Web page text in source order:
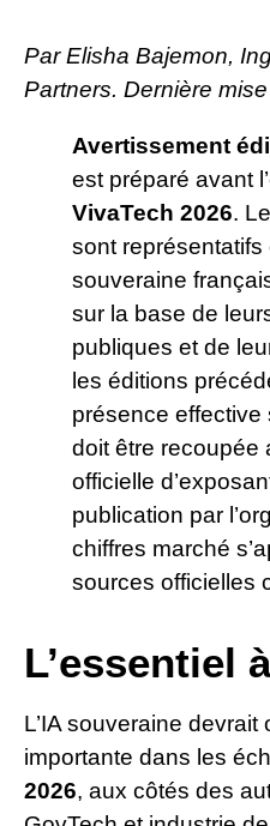
Par Elisha Bajemon,
Partners. Dernière
Avertissement
est préparé avant
VivaTech 2026.
sont représentatifs
souveraine
sur la base de
publiques et de
les éditions
présence effective
doit être recoupée
officielle
publication par
chiffres marché
sources officielles
L’essentiel
L’IA souveraine
importante dans les
2026, aux côtés des